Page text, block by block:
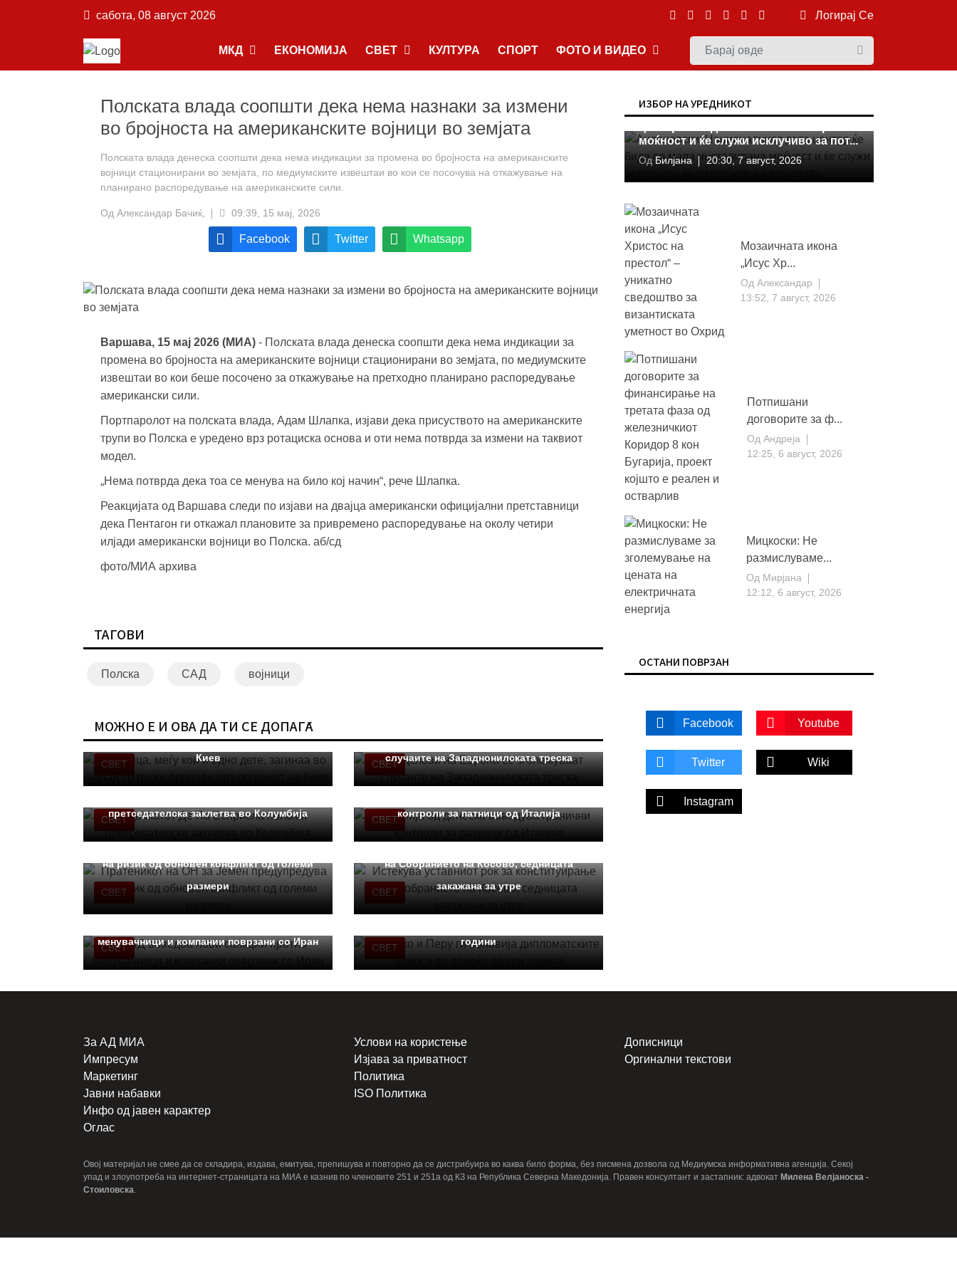
сабота, 08 август 2026 Логирај Се
МКД ЕКОНОМИЈА СВЕТ КУЛТУРА СПОРТ ФОТО И ВИДЕО
Полската влада соопшти дека нема назнаки за измени
во бројноста на американските војници во земјата
Полската влада денеска соопшти дека нема индикации за промена во бројноста на американските
војници стационирани во земјата, по медиумските извештаи во кои се посочува на откажување на
планирано распоредување на американските сили.
Од Александар Бачиќ, 09:39, 15 мај, 2026
Facebook Twitter Whatsapp
Варшава, 15 мај 2026 (МИА) - Полската влада денеска соопшти дека нема индикации за
промена во бројноста на американските војници стационирани во земјата, по медиумските
извештаи во кои беше посочено за откажување на претходно планирано распоредување
американски сили.
Портпаролот на полската влада, Адам Шлапка, изјави дека присуството на американските
трупи во Полска е уредено врз ротациска основа и оти нема потврда за измени на таквиот
модел.
„Нема потврда дека тоа се менува на било кој начин“, рече Шлапка.
Реакцијата од Варшава следи по изјави на двајца американски официјални претставници
дека Пентагон ги откажал плановите за привремено распоредување на околу четири
илјади американски војници во Полска. аб/сд
фото/МИА архива
ТАГОВИ
Полска САД војници
МОЖНО Е И ОВА ДА ТИ СЕ ДОПАЃА
СВЕТ
напад со руски дронови врз регионот на
Киев
СВЕТ
случаите на Западнонилската треска
СВЕТ
претседателска заклетва во Колумбија
СВЕТ
контроли за патници од Италија
СВЕТ
Пратеникот на ОН за Јемен предупредува
на ризик од обновен конфликт од големи
размери
СВЕТ
Истекува уставниот рок за конституирање
на Собранието на Косово, седницата
закажана за утре
СВЕТ
менувачници и компании поврзани со Иран
СВЕТ
Мексико и Перу ги обновија
години
ИЗБОР НА УРЕДНИКОТ
Андоновски: Националниот дата
моќност и ќе служи исклучиво за пот...
ОдБилјана 20:30, 7 август, 2026
Мозаичната икона
„Исус Хр...
Од Александар
13:52, 7 август, 2026
Потпишани
договорите за ф...
ОдАндреја
12:25, 6 август, 2026
Мицкоски: Не
размислуваме...
ОдМирјана
12:12, 6 август, 2026
ОСТАНИ ПОВРЗАН
Facebook Youtube
Twitter Wiki
Instagram
За АД МИА
Импресум
Маркетинг
Јавни набавки
Инфо од јавен карактер
Оглас
Услови на користење
Изјава за приватност
Политика
ISO Политика
Дописници
Оргинални текстови
Овој материјал не смее да се складира, издава, емитува, препишува и повторно да се дистрибуира во каква било форма, без писмена дозвола од Медиумска информативна агенција. Секој
упад и злоупотреба на интернет-страницата на МИА е казнив по членовите 251 и 251a од КЗ на Република Северна Македонија. Правен консултант и застапник: адвокат Милена Велјаноска -
Стоиловска